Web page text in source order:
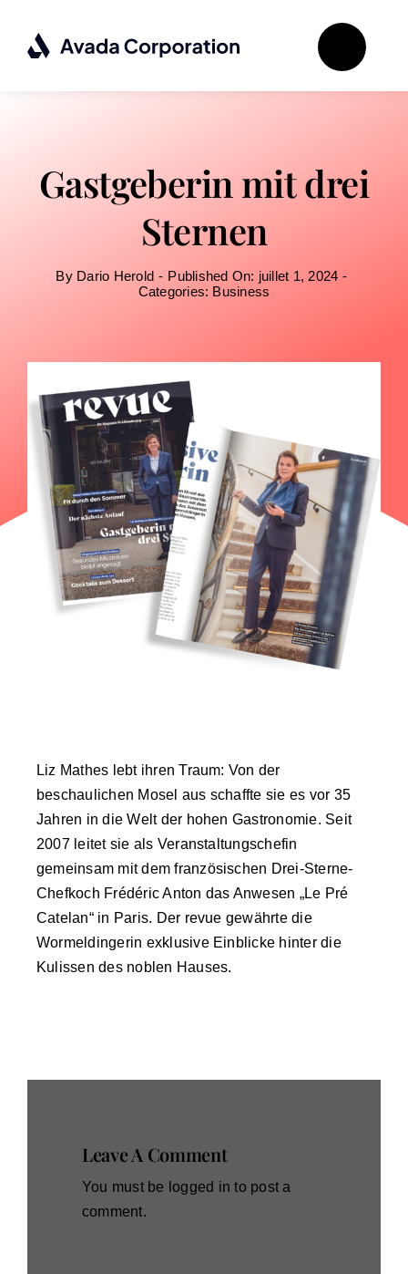
contenu
Gastgeberin mit drei
Sternen
By Dario Herold - Published On: juillet 1, 2024 -
Categories: Business
Liz Mathes lebt ihren Traum: Von der
beschaulichen Mosel aus schaffte sie es vor 35
Jahren in die Welt der hohen Gastronomie. Seit
2007 leitet sie als Veranstaltungschefin
gemeinsam mit dem französischen Drei-Sterne-
Chefkoch Frédéric Anton das Anwesen „Le Pré
Catelan“ in Paris. Der revue gewährte die
Wormeldingerin exklusive Einblicke hinter die
Kulissen des noblen Hauses.
Leave A Comment
You must be logged in to post a
comment.